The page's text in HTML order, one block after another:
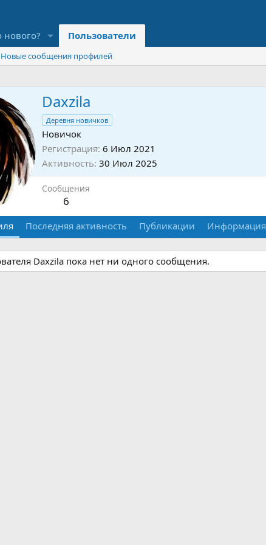
нового? Пользователи
Новые сообщения профилей
Daxzila
Деревня новичков
Новичок
Регистрация 6 Июл 2021
Активность 30 Июл 2025
Сообщения
6
Последняя активность Публикации Информация
Daxzila пока нет ни одного сообщения.